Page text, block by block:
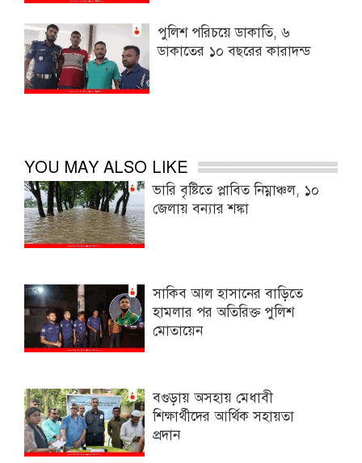
পুলিশ পরিচয়ে ডাকাতি, ৬
ডাকাতের ১০ বছরের কারাদন্ড
YOU MAY ALSO LIKE
ভারি বৃষ্টিতে প্লাবিত নিম্নাঞ্চল, ১০
জেলায় বন্যার শঙ্কা
সাকিব আল হাসানের বাড়িতে
হামলার পর অতিরিক্ত পুলিশ
মোতায়েন
বগুড়ায় অসহায় মেধাবী
শিক্ষার্থীদের আর্থিক সহায়তা
প্রদান